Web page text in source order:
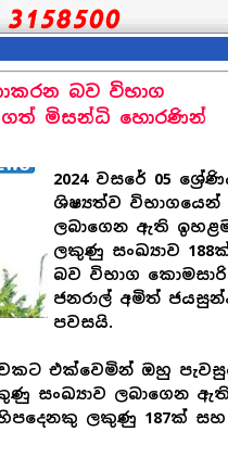
බව විභාග
ගත් මිසන්ධි හොරණින්
2024 වසරේ 05
ශිෂ්‍යත්ව විභාගයෙන්
ලබාගෙන ඇති
ලකුණු සංඛ්‍යාව
බව විභාග
ජනරාල් අමිත්
පවසයි.
එක්වෙමින් ඔහු
සංඛ්‍යාව ලබාගෙන ඇති
ලකුණු 187ක් සහ